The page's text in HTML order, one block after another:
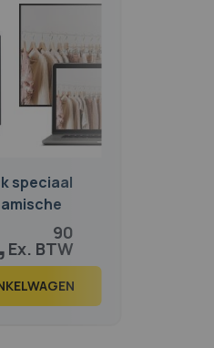
speciaal
90